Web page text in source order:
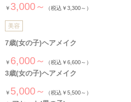
￥ 3,000～ （税込￥3,300～）
美容
7歳(女の子)ヘアメイク
￥ 6,000～ （税込￥6,600～）
3歳(女の子)ヘアメイク
￥ 5,000～ （税込￥5,500～）